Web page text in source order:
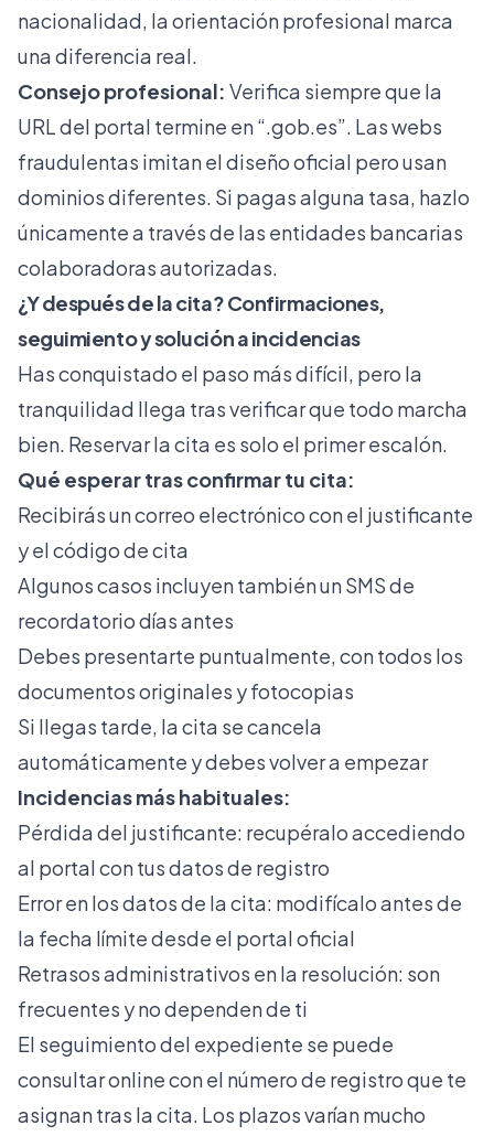
nacionalidad, la orientación profesional marca
una diferencia real.
Consejo profesional: Verifica siempre que la
URL del portal termine en “.gob.es”. Las webs
fraudulentas imitan el diseño oficial pero usan
dominios diferentes. Si pagas alguna tasa, hazlo
únicamente a través de las entidades bancarias
colaboradoras autorizadas.
¿Y después de la cita? Confirmaciones,
seguimiento y solución a incidencias
Has conquistado el paso más difícil, pero la
tranquilidad llega tras verificar que todo marcha
bien. Reservar la cita es solo el primer escalón.
Qué esperar tras confirmar tu cita:
Recibirás un correo electrónico con el justificante
y el código de cita
Algunos casos incluyen también un SMS de
recordatorio días antes
Debes presentarte puntualmente, con todos los
documentos originales y fotocopias
Si llegas tarde, la cita se cancela
automáticamente y debes volver a empezar
Incidencias más habituales:
Pérdida del justificante: recupéralo accediendo
al portal con tus datos de registro
Error en los datos de la cita: modifícalo antes de
la fecha límite desde el portal oficial
Retrasos administrativos en la resolución: son
frecuentes y no dependen de ti
El seguimiento del expediente se puede
consultar online con el número de registro que te
asignan tras la cita. Los plazos varían mucho